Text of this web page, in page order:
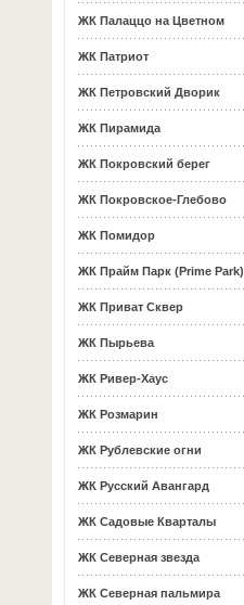
ЖК Палаццо на Цветном
ЖК Патриот
ЖК Петровский Дворик
ЖК Пирамида
ЖК Покровский берег
ЖК Покровское-Глебово
ЖК Помидор
ЖК Прайм Парк (Prime Park)
ЖК Приват Сквер
ЖК Пырьева
ЖК Ривер-Хаус
ЖК Розмарин
ЖК Рублевские огни
ЖК Русский Авангард
ЖК Садовые Кварталы
ЖК Северная звезда
ЖК Северная пальмира